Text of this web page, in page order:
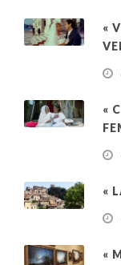
«
«
«
«